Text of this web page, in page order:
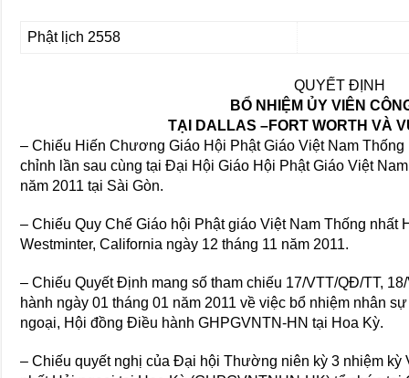
Phật lịch 2558
QUYẾT ĐỊNH
BỔ NHIỆM ỦY VIÊN
TẠI DALLAS –FORT WORTH VÀ
– Chiếu Hiến Chương Giáo Hội Phật Giáo Việt Nam
chỉnh lần sau cùng tại Đại Hội Giáo Hội Phật Giáo Việt
năm 2011 tại Sài Gòn.
– Chiếu Quy Chế Giáo hội Phật giáo Việt Nam Thống nhất
Westminter, California ngày 12 tháng 11 năm 2011.
– Chiếu Quyết Định mang số tham chiếu 17/VTT/QĐ/TT,
hành ngày 01 tháng 01 năm 2011 về việc bổ nhiệm nhân
ngoại, Hội đồng Điều hành GHPGVNTN-HN tại Hoa Kỳ.
– Chiếu quyết nghị của Ðại hội Thường niên kỳ 3 nhiệm kỳ